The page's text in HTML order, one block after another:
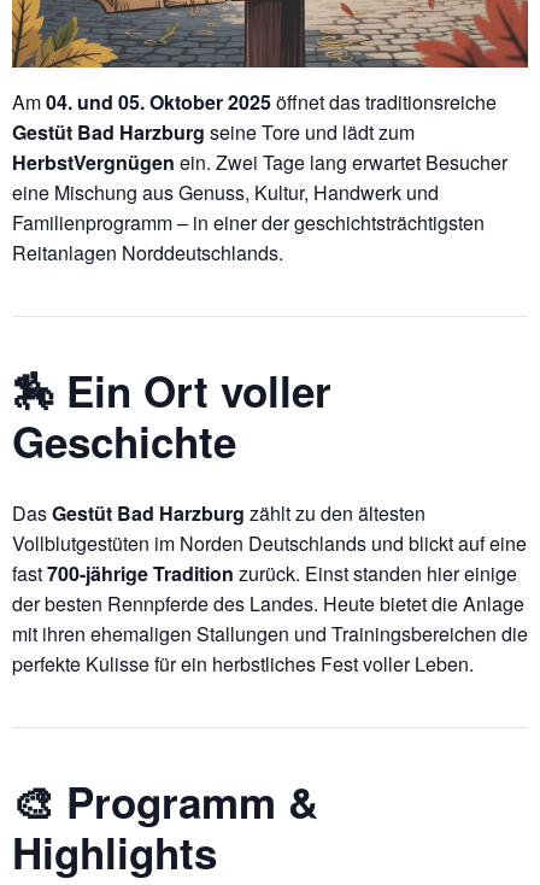
Am04. und 05. Oktober 2025öffnet das traditionsreiche
Gestüt Bad Harzburg seine Tore und lädt zum
HerbstVergnügen ein. Zwei Tage lang erwartet Besucher
eine Mischung aus Genuss, Kultur, Handwerk und
Familienprogramm – in einer der geschichtsträchtigsten
Reitanlagen Norddeutschlands.
🏇 Ein Ort voller
Geschichte
DasGestüt Bad Harzburg zählt zu den ältesten
Vollblutgestüten im Norden Deutschlands und blickt auf eine
fast700-jährige Tradition zurück. Einst standen hier einige
der besten Rennpferde des Landes. Heute bietet die Anlage
mit ihren ehemaligen Stallungen und Trainingsbereichen die
perfekte Kulisse für ein herbstliches Fest voller Leben.
🎨 Programm &
Highlights